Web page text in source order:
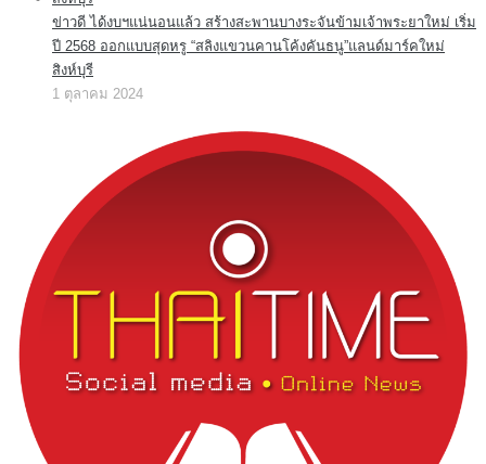
ข่าวดี ได้งบฯแน่นอนแล้ว สร้างสะพานบางระจันข้ามเจ้าพระยาใหม่ เริ่ม
ปี 2568 ออกแบบสุดหรู “สลิงแขวนคานโค้งคันธนู”แลนด์มาร์คใหม่
สิงห์บุรี
1 ตุลาคม 2024